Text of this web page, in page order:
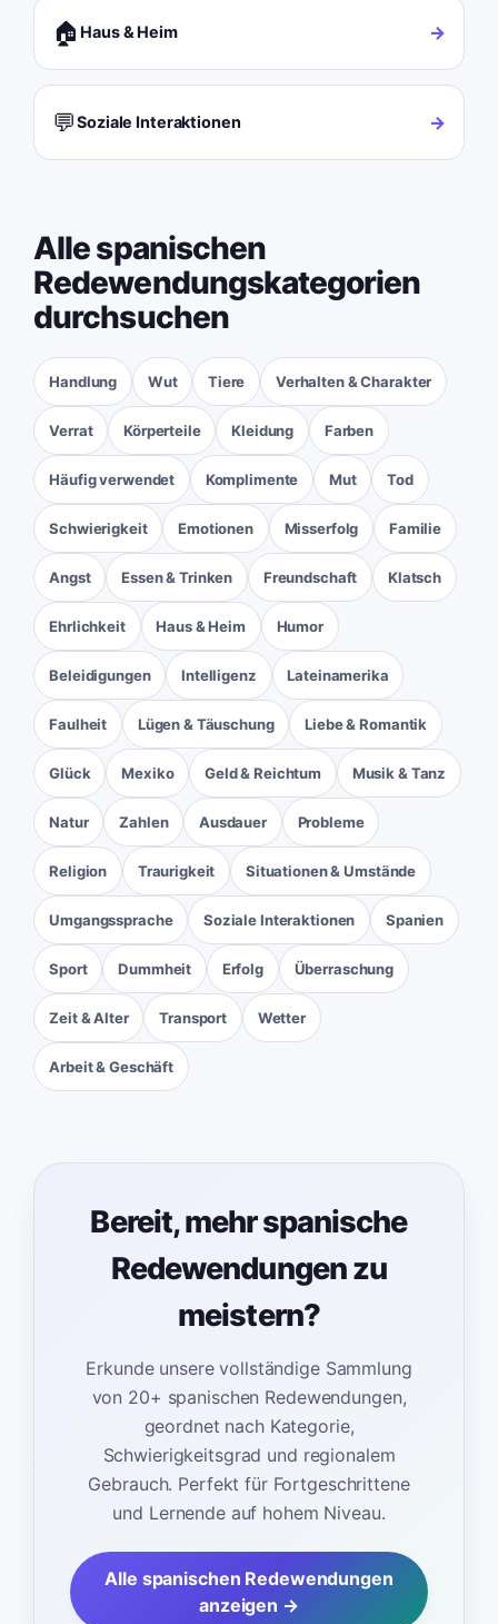
🏠 Haus & Heim →
💬Soziale Interaktionen →
Alle spanischen
Redewendungskategorien
durchsuchen
Handlung Wut Tiere Verhalten & Charakter
Verrat Körperteile Kleidung Farben
Häufig verwendet Komplimente Mut Tod
Schwierigkeit Emotionen Misserfolg Familie
Angst Essen & Trinken Freundschaft Klatsch
Ehrlichkeit Haus & Heim Humor
Beleidigungen Intelligenz Lateinamerika
Faulheit Lügen & Täuschung Liebe & Romantik
Glück Mexiko Geld & Reichtum Musik & Tanz
Natur Zahlen Ausdauer Probleme
Religion Traurigkeit Situationen & Umstände
Umgangssprache Soziale Interaktionen Spanien
Sport Dummheit Erfolg Überraschung
Zeit & Alter Transport Wetter
Arbeit & Geschäft
Bereit, mehr spanische
Redewendungen zu
meistern?
Erkunde unsere vollständige Sammlung
von 20+ spanischen Redewendungen,
geordnet nach Kategorie,
Schwierigkeitsgrad und regionalem
Gebrauch. Perfekt für Fortgeschrittene
und Lernende auf hohem Niveau.
Alle spanischen Redewendungen
anzeigen →